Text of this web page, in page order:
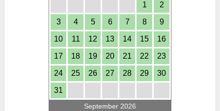
1 2
3 4 5 6 7 8 9
10 11 12 13 14 15 16
17 18 19 20 21 22 23
24 25 26 27 28 29 30
31
September 2026